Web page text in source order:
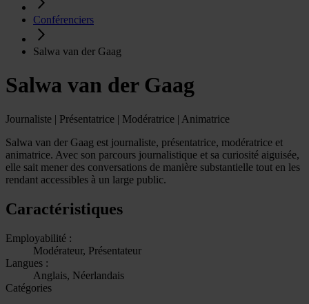
Conférenciers
Salwa van der Gaag
Salwa van der Gaag
Journaliste | Présentatrice | Modératrice | Animatrice
Salwa van der Gaag est journaliste, présentatrice, modératrice et
animatrice. Avec son parcours journalistique et sa curiosité aiguisée,
elle sait mener des conversations de manière substantielle tout en les
rendant accessibles à un large public.
Caractéristiques
Employabilité :
Modérateur, Présentateur
Langues :
Anglais, Néerlandais
Catégories